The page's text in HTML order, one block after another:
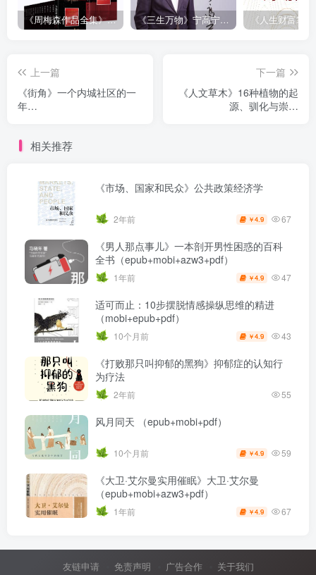
《周梅森作品全集》[共30册] 《三生万物》宁高宁（epub+mobi+azw3+pdf）
上一篇
《街角》一个内城社区的一
年
下一篇
《人文草木》16种植物的起
源、驯化与崇拜
相关推荐
《市场、国家和民众》公共政策经济学
2年前 ￥4.9 67
《男人那点事儿》一本剖开男性困惑的百科
全书（epub+mobi+azw3+pdf）
1年前 ￥4.9 47
适可而止：10步摆脱情感操纵思维的精进
（mobi+epub+pdf）
10个月前 ￥4.9 43
《打败那只叫抑郁的黑狗》抑郁症的认知行
为疗法
2年前 55
风月同天 （epub+mobi+pdf）
10个月前 ￥4.9 59
《大卫·艾尔曼实用催眠》大卫·艾尔曼
（epub+mobi+azw3+pdf）
1年前 ￥4.9 67
友链申请 免责声明 广告合作 关于我们